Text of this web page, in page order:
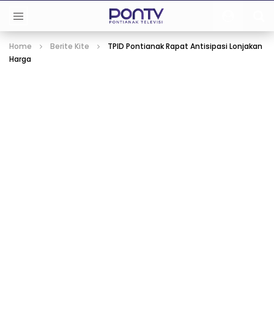
Home Berite Kite
TPID Pontianak Rapat Antisipasi Lonjakan
Harga